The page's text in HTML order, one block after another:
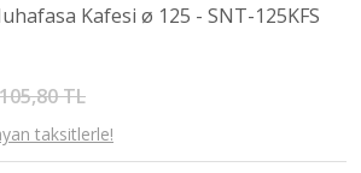
Kafesi ø 125 - SNT-125KFS
TL
taksitlerle!